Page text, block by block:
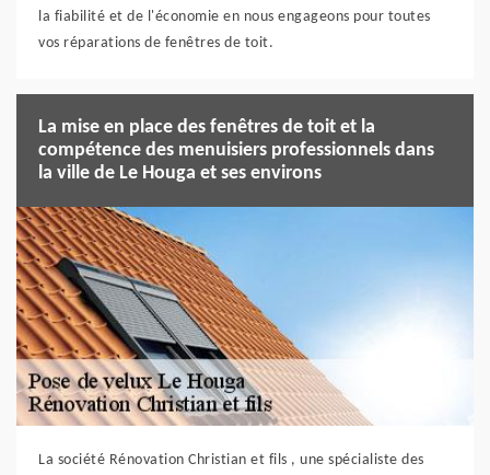
la fiabilité et de l'économie en nous engageons pour toutes
vos réparations de fenêtres de toit.
La mise en place des fenêtres de toit et la
compétence des menuisiers professionnels dans
la ville de Le Houga et ses environs
La société Rénovation Christian et fils , une spécialiste des